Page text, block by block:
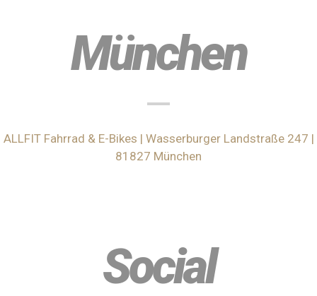
München
ALLFIT Fahrrad & E-Bikes | Wasserburger Landstraße 247 |
81827 München
Social